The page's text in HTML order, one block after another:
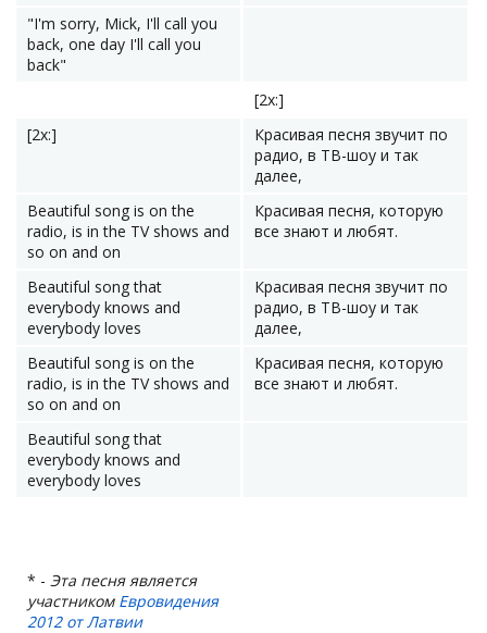
"I'm sorry, Mick, I'll call you
back, one day I'll call you
back"
[2x:]
[2x:]
Красивая песня звучит по
радио, в ТВ-шоу и так
далее,
Beautiful song is on the
radio, is in the TV shows and
so on and on
Красивая песня, которую
все знают и любят.
Beautiful song that
everybody knows and
everybody loves
Красивая песня звучит по
радио, в ТВ-шоу и так
далее,
Beautiful song is on the
radio, is in the TV shows and
so on and on
Красивая песня, которую
все знают и любят.
Beautiful song that
everybody knows and
everybody loves
* - Эта песня является
участником Евровидения
2012 от Латвии